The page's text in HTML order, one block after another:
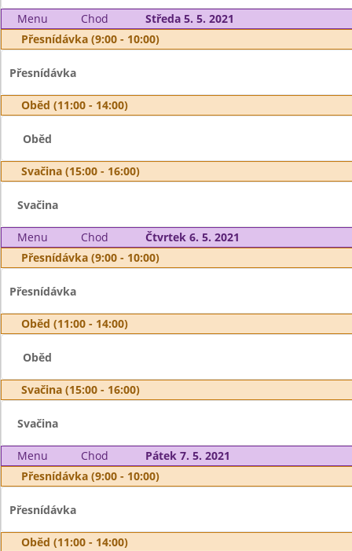
Menu Chod
Středa 5. 5. 2021
Přesnídávka (9:00 - 10:00)
Přesnídávka
Oběd (11:00 - 14:00)
Oběd
Svačina (15:00 - 16:00)
Svačina
Menu Chod
Čtvrtek 6. 5. 2021
Přesnídávka (9:00 - 10:00)
Přesnídávka
Oběd (11:00 - 14:00)
Oběd
Svačina (15:00 - 16:00)
Svačina
Menu Chod
Pátek 7. 5. 2021
Přesnídávka (9:00 - 10:00)
Přesnídávka
Oběd (11:00 - 14:00)